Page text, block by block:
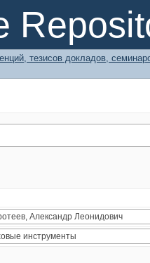
тезисов докладов,